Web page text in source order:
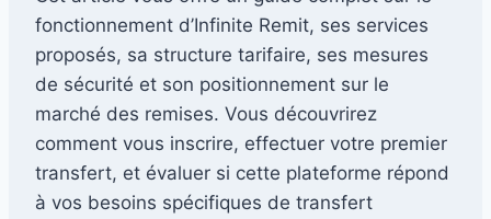
fonctionnement d’Infinite Remit, ses services
proposés, sa structure tarifaire, ses mesures
de sécurité et son positionnement sur le
marché des remises. Vous découvrirez
comment vous inscrire, effectuer votre premier
transfert, et évaluer si cette plateforme répond
à vos besoins spécifiques de transfert